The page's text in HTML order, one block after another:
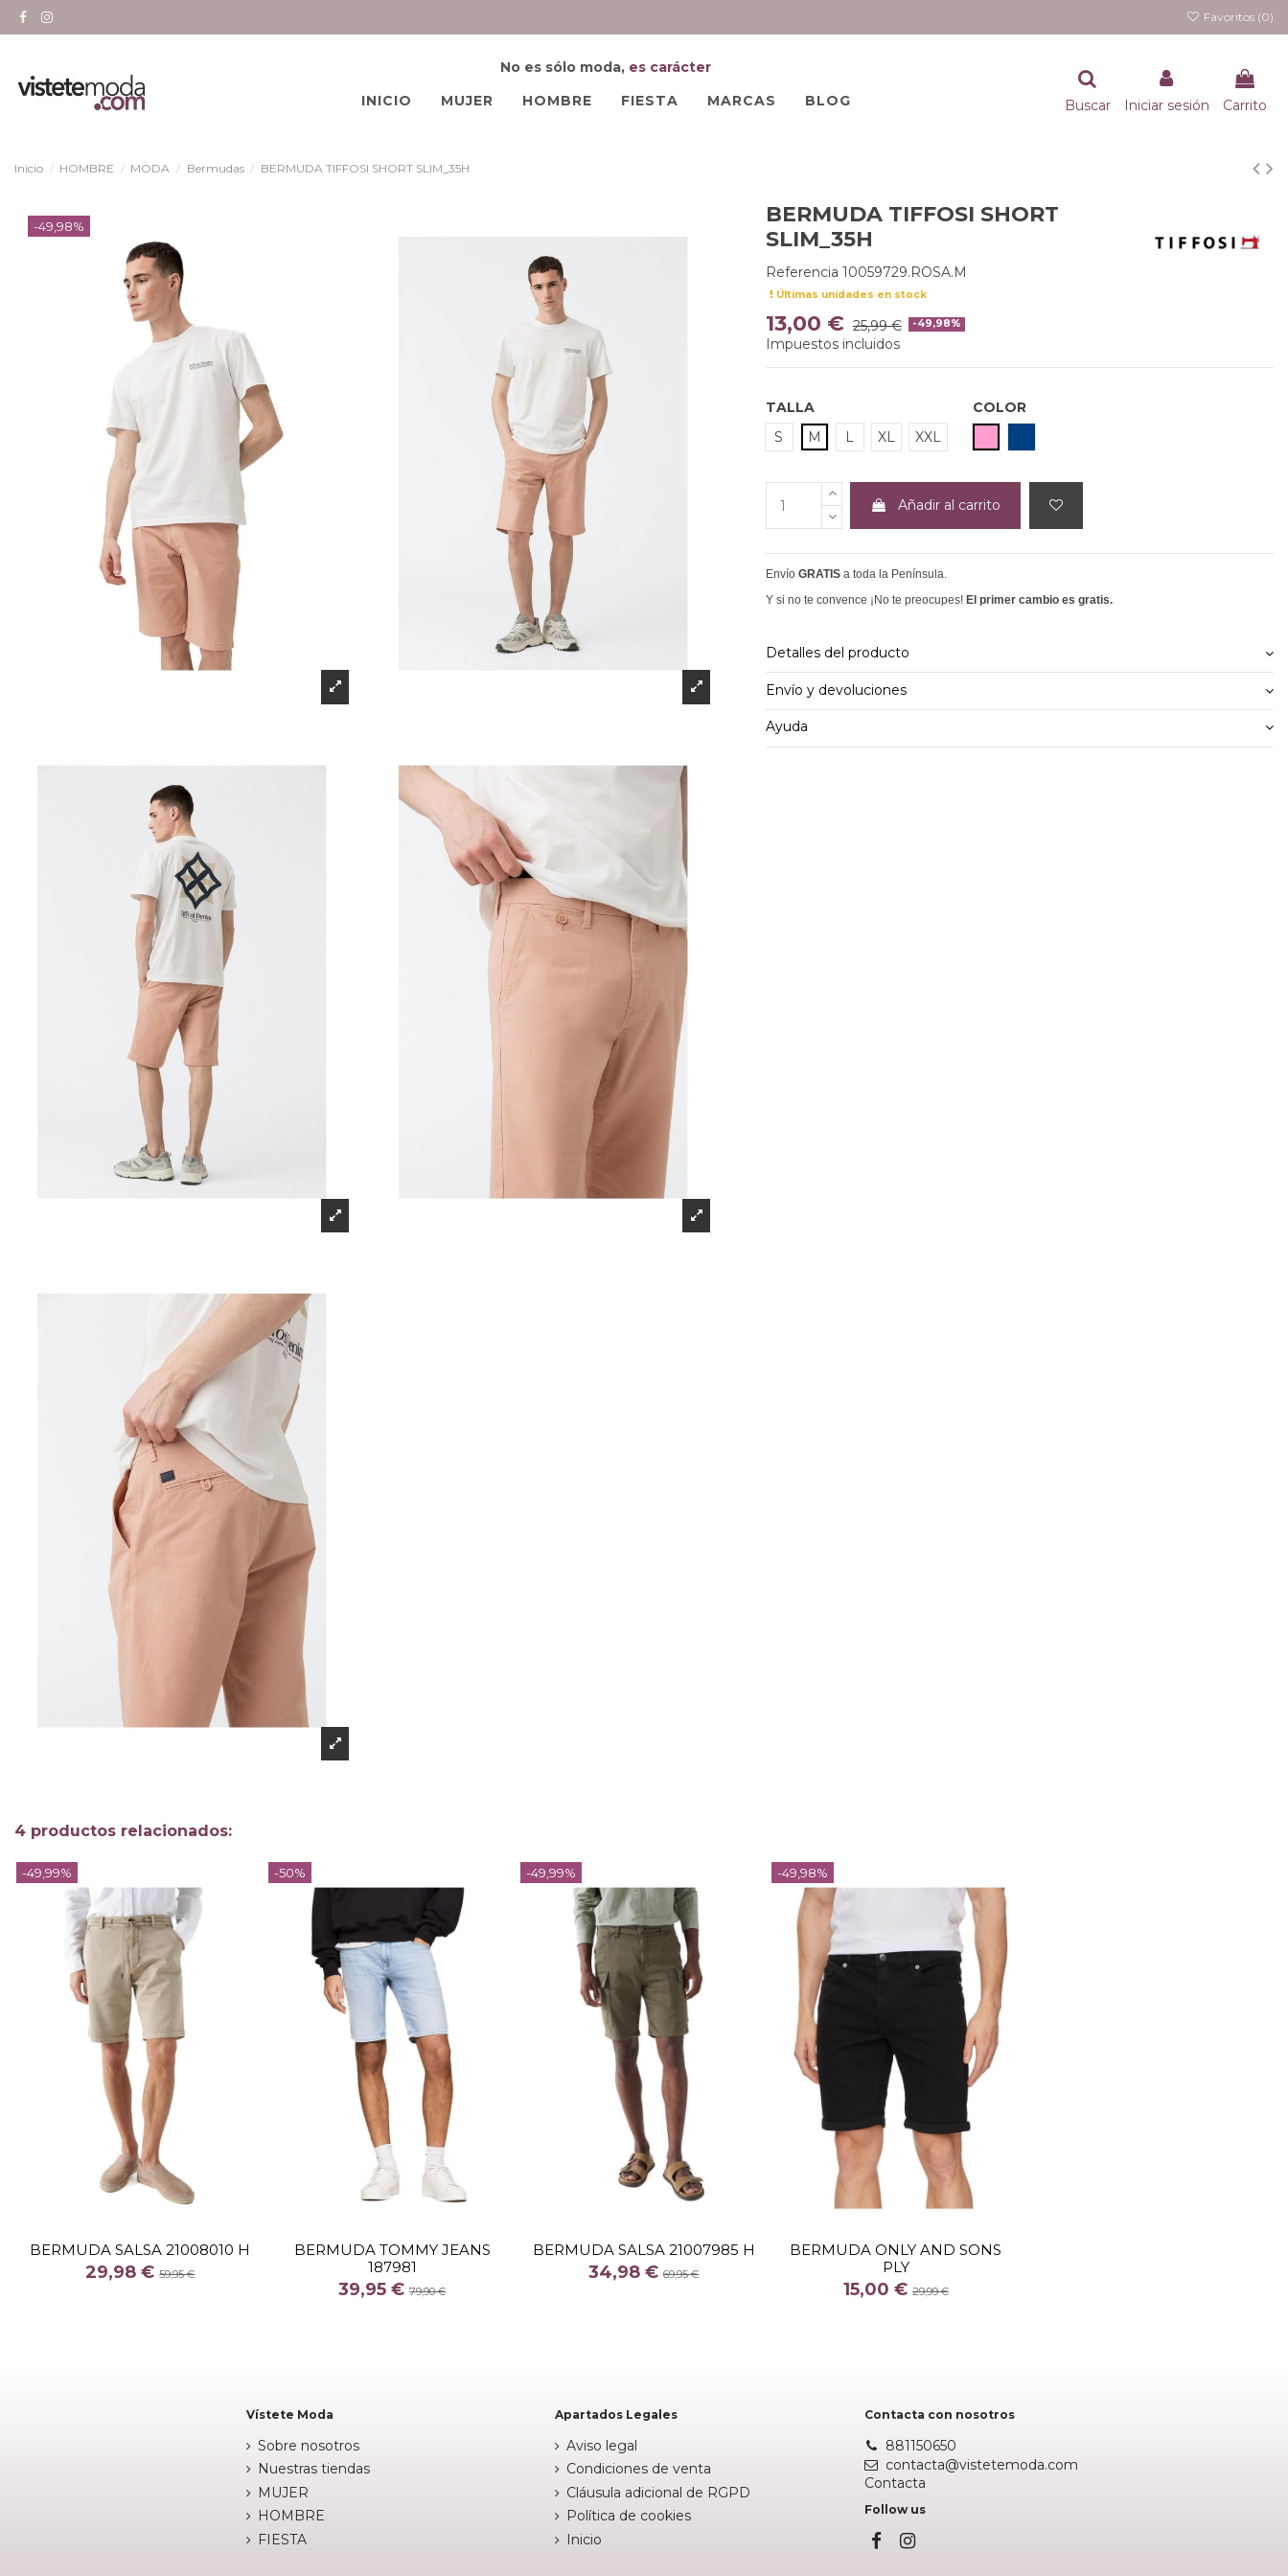
Favoritos (0)
No es sólo moda, es carácter
INICIO
MUJER HOMBRE FIESTA MARCAS BLOG Buscar Iniciar sesión Carrito
Inicio HOMBRE MODA Bermudas BERMUDA TIFFOSI SHORT SLIM_35H
-49,98%
BERMUDA TIFFOSI SHORT
SLIM_35H
Referencia 10059729.ROSA.M
Últimas unidades en stock
13,00 € 25,99 € -49,98%
Impuestos incluidos
TALLA
S
M L XL XXL
COLOR
Añadir al carrito
Envío GRATIS a toda la Península.
Y si no te convence ¡No te preocupes! El primer cambio es gratis.
Detalles del producto
Envío y devoluciones
Ayuda
4 productos relacionados:
-49,99%
BERMUDA SALSA 21008010 H
29,98 €59,95 €
COLOR
-50%
BERMUDA TOMMY JEANS
187981
39,95 €79,90 €
COLOR
-49,99%
BERMUDA SALSA 21007985 H
34,98 €69,95 €
COLOR
-49,98%
BERMUDA ONLY AND SONS
PLY
15,00 €29,99 €
TALLA
COLOR
NEGRO
Vístete Moda
Sobre nosotros
Nuestras tiendas
MUJER
HOMBRE
FIESTA
Apartados Legales
Aviso legal
Condiciones de venta
Cláusula adicional de RGPD
Política de cookies
Inicio
Contacta con nosotros
881150650
contacta@vistetemoda.com
Contacta
Follow us